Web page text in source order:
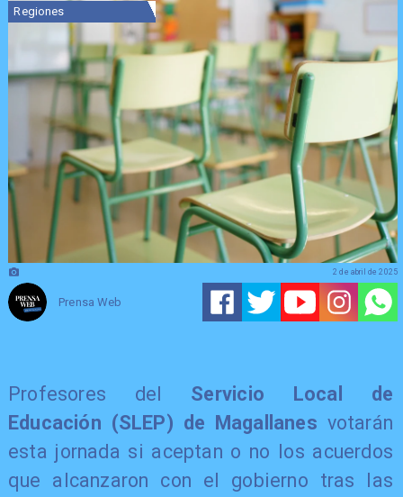
Regiones
Prensa Web
2 de abril de 2025
Profesores del Servicio Local de
Educación (SLEP) de Magallanes votarán
esta jornada si aceptan o no los acuerdos
que alcanzaron con el gobierno tras las